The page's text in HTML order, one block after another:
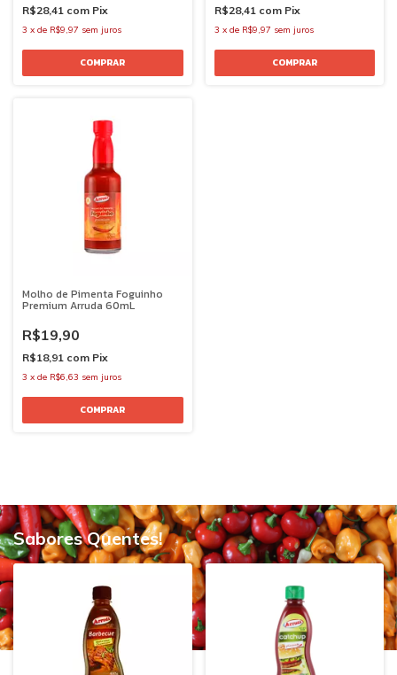
R$28,41 com Pix
3 x de R$9,97 sem juros
R$28,41 com Pix
3 x de R$9,97 sem juros
Molho de Pimenta Foguinho
Premium Arruda 60mL
R$19,90
R$18,91 com Pix
3 x de R$6,63 sem juros
Sabores Quentes!